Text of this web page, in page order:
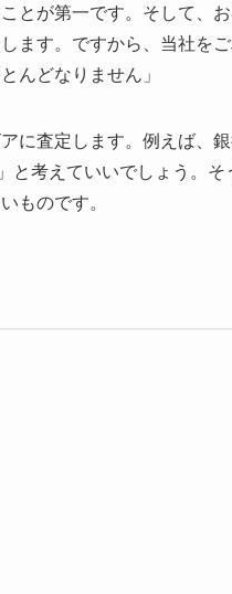
とが第一です。そして、
ます。ですから、当社を
んどなりません」
に査定します。例えば、
と考えていいでしょう。
ものです。